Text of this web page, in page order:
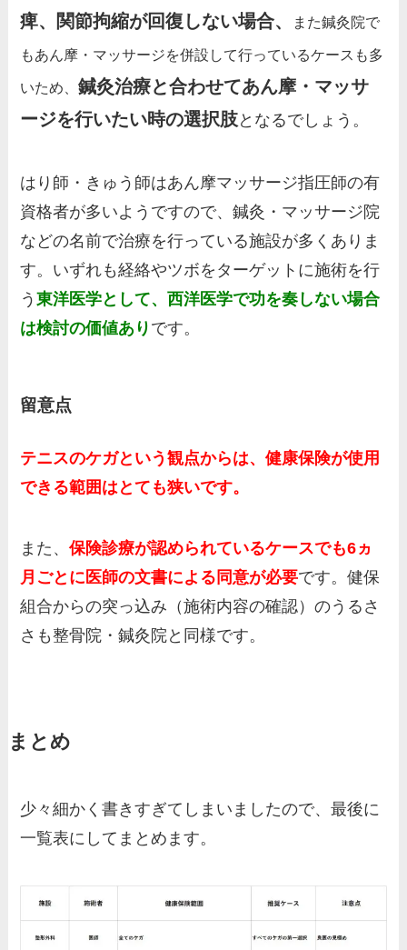
痺、関節拘縮が回復しない場合、
また鍼灸院で
もあん摩・マッサージを併設して行っているケースも多
いため、鍼灸治療と合わせてあん摩・マッサ
ージを行いたい時の選択肢となるでしょう。
はり師・きゅう師はあん摩マッサージ指圧師の有
資格者が多いようですので、鍼灸・マッサージ院
などの名前で治療を行っている施設が多くありま
す。いずれも経絡やツボをターゲットに施術を行
う東洋医学として、西洋医学で功を奏しない場合
は検討の価値あり です。
留意点
テニスのケガという観点からは、健康保険が使用
できる範囲はとても狭いです。
また、保険診療が認められているケースでも6ヵ
月ごとに医師の文書による同意が必要です。健保
組合からの突っ込み（施術内容の確認）のうるさ
さも整骨院・鍼灸院と同様です。
まとめ
少々細かく書きすぎてしまいましたので、最後に
一覧表にしてまとめます。